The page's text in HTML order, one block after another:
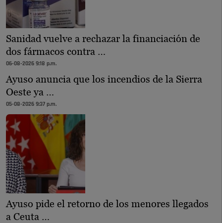
Sanidad vuelve a rechazar la financiación de
dos fármacos contra …
06-08-2026 9:18 p.m.
Ayuso anuncia que los incendios de la Sierra
Oeste ya …
05-08-2026 9:37 p.m.
Ayuso pide el retorno de los menores llegados
a Ceuta …